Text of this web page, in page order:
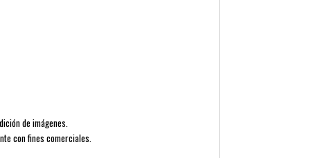
de imágenes.
con fines comerciales.